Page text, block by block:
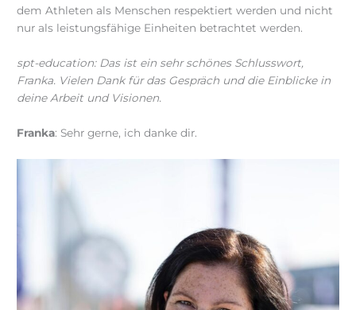
dem Athleten als Menschen respektiert werden und nicht
nur als leistungsfähige Einheiten betrachtet werden.
spt-education: Das ist ein sehr schönes Schlusswort,
Franka. Vielen Dank für das Gespräch und die Einblicke in
deine Arbeit und Visionen.
Franka: Sehr gerne, ich danke dir.